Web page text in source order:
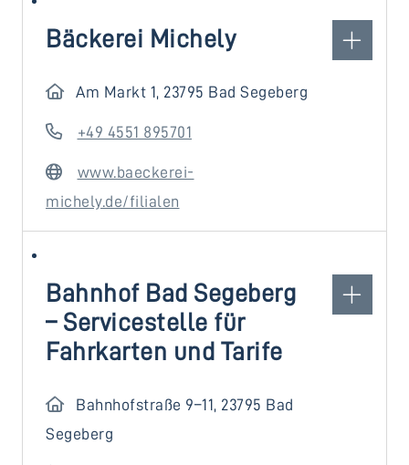
Bäckerei Michely
Am Markt 1, 23795 Bad Segeberg
+49 4551 895701
www.baeckerei-
michely.de/filialen
Bahnhof Bad Segeberg
– Servicestelle für
Fahrkarten und Tarife
Bahnhofstraße 9–11, 23795 Bad
Segeberg